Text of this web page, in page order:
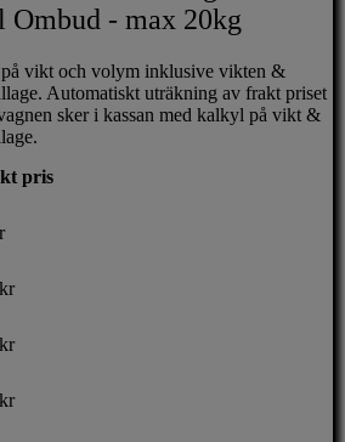
Ombud - max 20kg
på vikt och volym inklusive vikten &
Automatiskt uträkning av frakt priset
sker i kassan med kalkyl på vikt &
pris
kr
kr
kr